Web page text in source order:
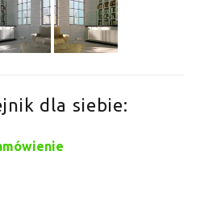
dla siebie: